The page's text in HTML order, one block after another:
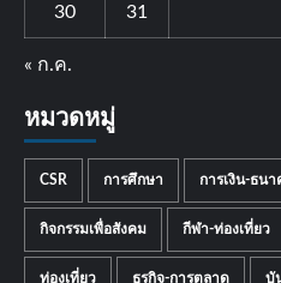
30 31
« ก.ค.
หมวดหมู่
CSR การศึกษา การเงิน-ธนา
กิจกรรมเพื่อสังคม กีฬา-ท่องเที่ยว
ท่องเที่ยว ธุรกิจ-การตลาด บั